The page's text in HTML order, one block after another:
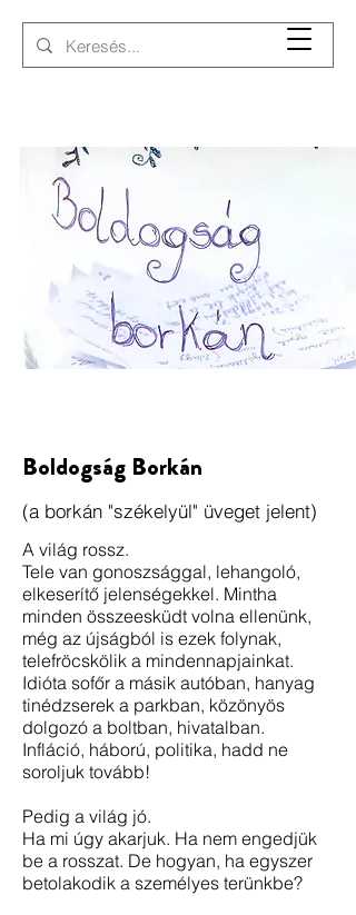
Boldogság Borkán
(a borkán "székelyül" üveget jelent)
A világ rossz.
Tele van gonoszsággal, lehangoló,
elkeserítő jelenségekkel. Mintha
minden összeesküdt volna ellenünk,
még az újságból is ezek folynak,
telefröcskölik a mindennapjainkat.
Idióta sofőr a másik autóban, hanyag
tinédzserek a parkban, közönyös
dolgozó a boltban, hivatalban.
Infláció, háború, politika, hadd ne
soroljuk tovább!
Pedig a világ jó.
Ha mi úgy akarjuk. Ha nem engedjük
be a rosszat. De hogyan, ha egyszer
betolakodik a személyes terünkbe?